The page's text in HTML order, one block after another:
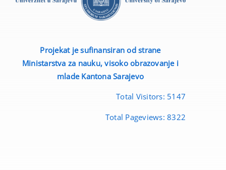
Projekat je sufinansiran od strane
Ministarstva za nauku, visoko obrazovanje i
mlade Kantona Sarajevo
Total Visitors: 5147
Total Pageviews:8322